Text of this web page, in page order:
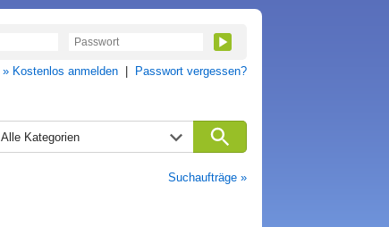
» Kostenlos anmelden Passwort vergessen?
Alle Kategorien
Suchaufträge »